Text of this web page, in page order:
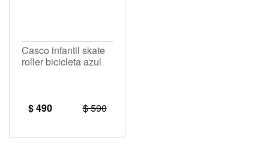
Casco infantil skate
roller bicicleta azul
$ 490 $ 590